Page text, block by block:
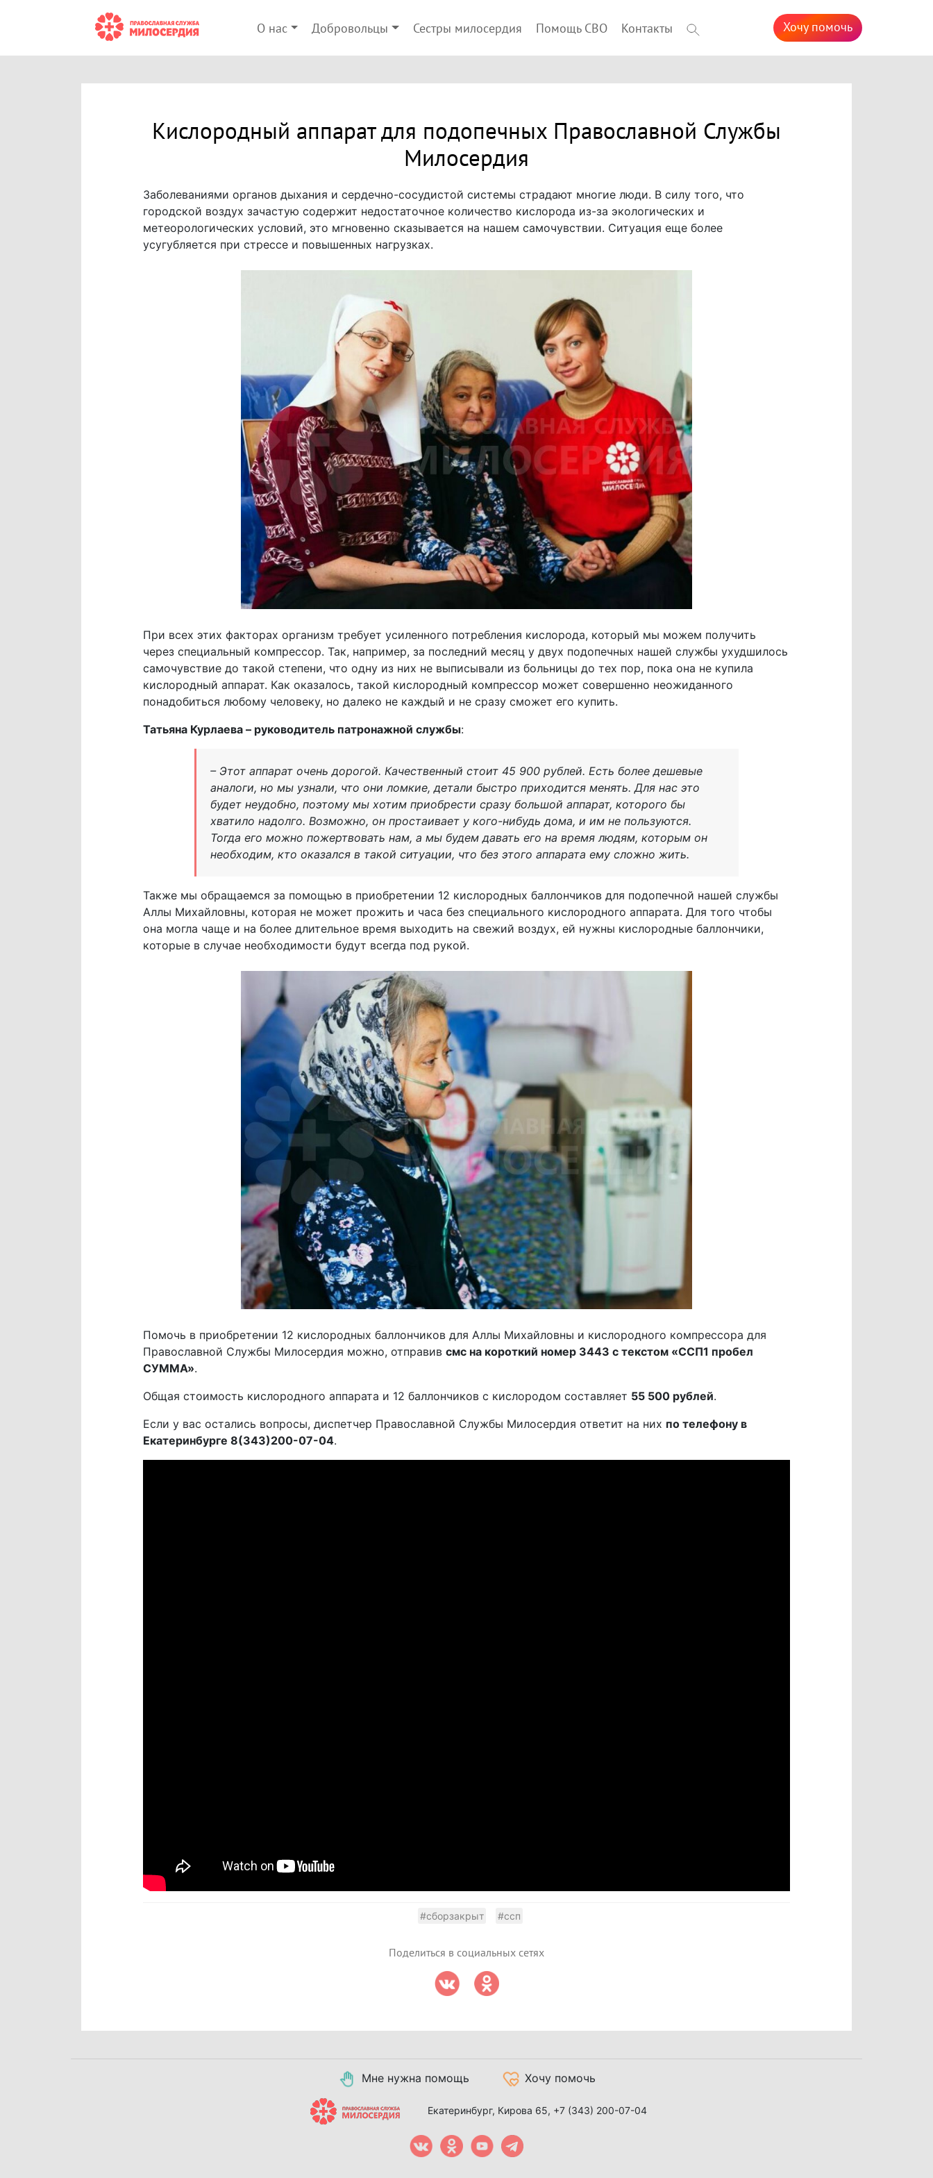
О нас Добровольцы Сестры милосердия Помощь СВО Контакты Хочу помочь
Кислородный аппарат для подопечных Православной Службы
Милосердия
Заболеваниями органов дыхания и сердечно-сосудистой системы страдают многие люди. В силу того, что
городской воздух зачастую содержит недостаточное количество кислорода из-за экологических и
метеорологических условий, это мгновенно сказывается на нашем самочувствии. Ситуация еще более
усугубляется при стрессе и повышенных нагрузках.
При всех этих факторах организм требует усиленного потребления кислорода, который мы можем получить
через специальный компрессор. Так, например, за последний месяц у двух подопечных нашей службы ухудшилось
самочувствие до такой степени, что одну из них не выписывали из больницы до тех пор, пока она не купила
кислородный аппарат. Как оказалось, такой кислородный компрессор может совершенно неожиданного
понадобиться любому человеку, но далеко не каждый и не сразу сможет его купить.
Татьяна Курлаева – руководитель патронажной службы:
– Этот аппарат очень дорогой. Качественный стоит 45 900 рублей. Есть более дешевые
аналоги, но мы узнали, что они ломкие, детали быстро приходится менять. Для нас это
будет неудобно, поэтому мы хотим приобрести сразу большой аппарат, которого бы
хватило надолго. Возможно, он простаивает у кого-нибудь дома, и им не пользуются.
Тогда его можно пожертвовать нам, а мы будем давать его на время людям, которым он
необходим, кто оказался в такой ситуации, что без этого аппарата ему сложно жить.
Также мы обращаемся за помощью в приобретении 12 кислородных баллончиков для подопечной нашей службы
Аллы Михайловны, которая не может прожить и часа без специального кислородного аппарата. Для того чтобы
она могла чаще и на более длительное время выходить на свежий воздух, ей нужны кислородные баллончики,
которые в случае необходимости будут всегда под рукой.
Помочь в приобретении 12 кислородных баллончиков для Аллы Михайловны и кислородного компрессора для
Православной Службы Милосердия можно, отправив смс на короткий номер 3443 с текстом «ССП1 пробел
СУММА».
Общая стоимость кислородного аппарата и 12 баллончиков с кислородом составляет 55 500 рублей.
Если у вас остались вопросы, диспетчер Православной Службы Милосердия ответит на них по телефону в
Екатеринбурге 8(343)200-07-04.
#сборзакрыт #ссп
Поделиться в социальных сетях
Мне нужна помощь Хочу помочь
Екатеринбург, Кирова 65, +7 (343) 200-07-04